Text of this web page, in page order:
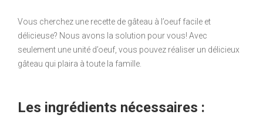
Vous cherchez une recette de gâteau à l’oeuf facile et
délicieuse? Nous avons la solution pour vous! Avec
seulement une unité d’oeuf, vous pouvez réaliser un délicieux
gâteau qui plaira à toute la famille.
Les ingrédients nécessaires :